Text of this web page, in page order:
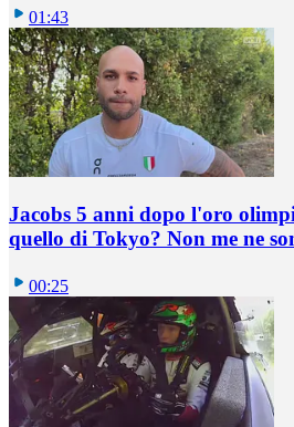
01:43
Jacobs 5 anni dopo l'oro
quello di Tokyo? Non me ne
00:25